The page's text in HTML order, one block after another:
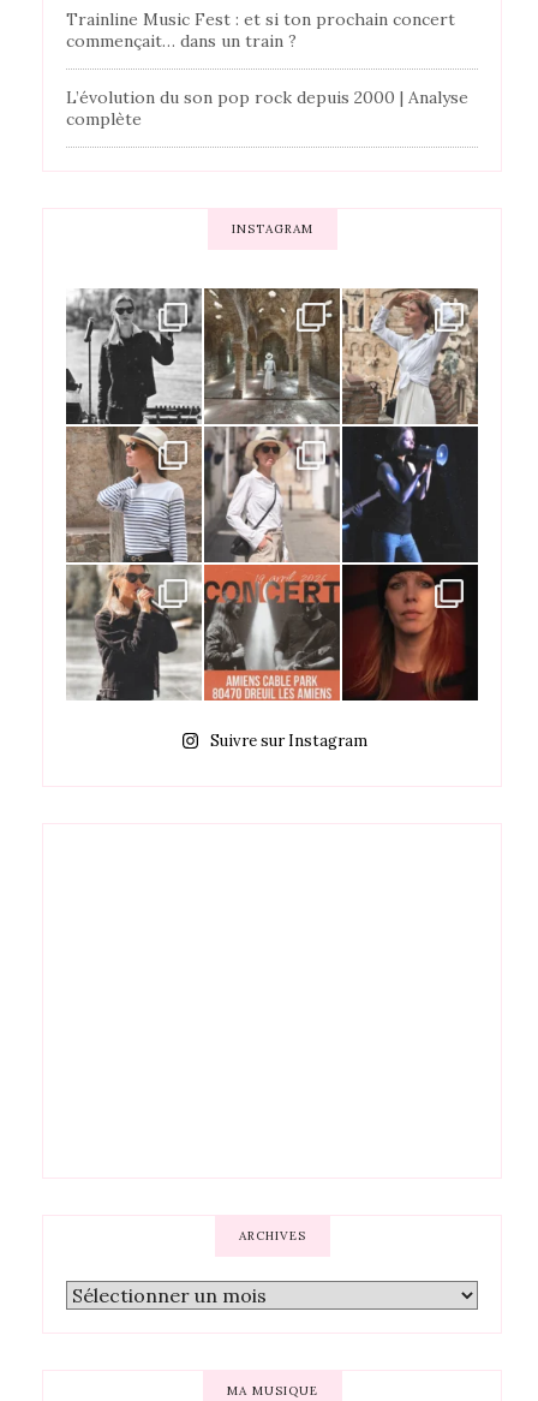
Trainline Music Fest : et si ton prochain concert
commençait… dans un train ?
L’évolution du son pop rock depuis 2000 | Analyse
complète
INSTAGRAM
Suivre sur Instagram
ARCHIVES
MA MUSIQUE